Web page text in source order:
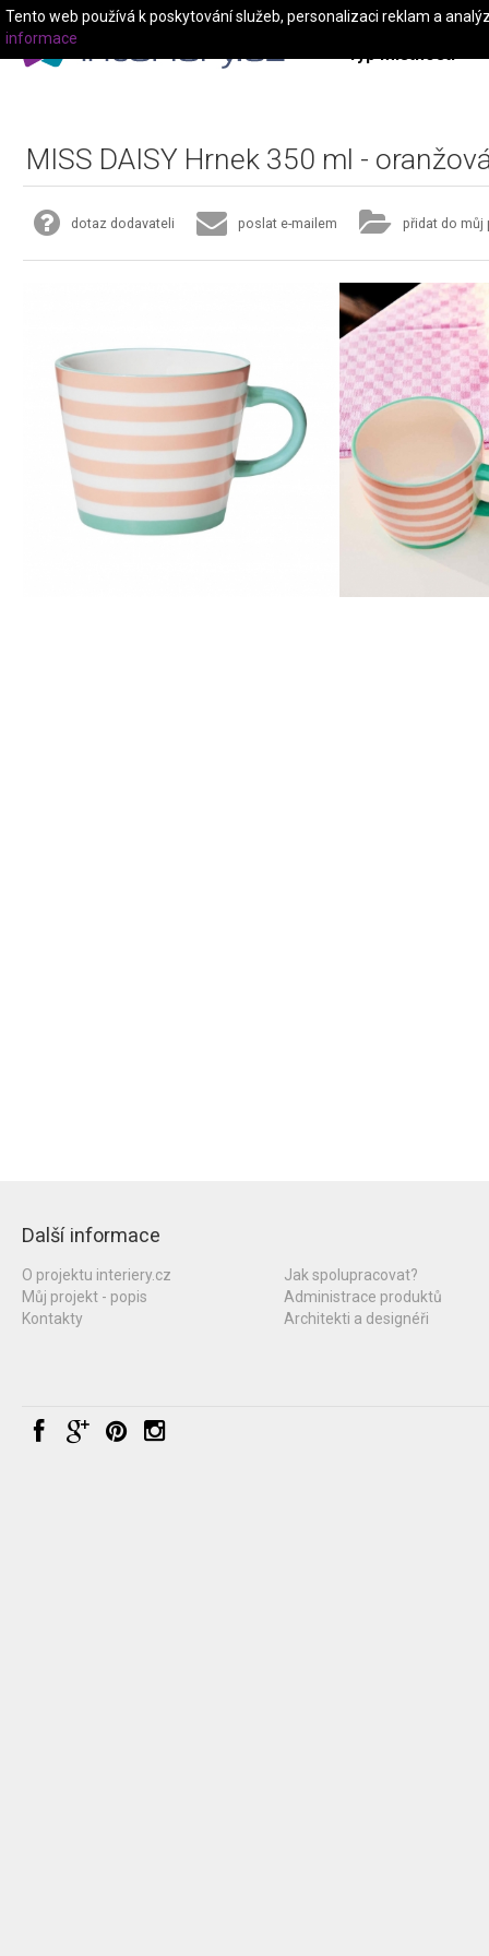
Typ místnosti
MISS DAISY Hrnek 350 ml -
dotaz dodavateli poslat e-mailem přidat do můj
Další informace
O projektu interiery.cz
Můj projekt - popis
Kontakty
Jak spolupracovat?
Administrace produktů
Architekti a designéři
Tento web používá k poskytování služeb, personalizaci reklam a
informace